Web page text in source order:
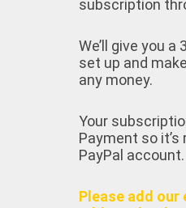
subscription
We’ll give you
set up and
any money.
Your
Payment so
PayPal account.
Please add